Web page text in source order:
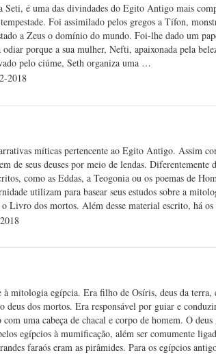
Seti, é uma das divindades do Egito Antigo mais
Foi assimilado pelos gregos a Tífon,
a Zeus o domínio do mundo. Foi-lhe dado um
porque a sua mulher, Nefti, apaixonada pela
pelo ciúme, Seth organiza uma …
2018
míticas pertencente ao Egito Antigo. Assim
de seus deuses por meio de lendas.
como as Eddas, a Teogonia ou os poemas de
utilizam para basear seus estudos sobre a
Livro dos mortos. Além desse material escrito, há
à mitologia egípcia. Era filho de Osíris, deus da
deus dos mortos. Era responsável por guiar e
uma cabeça de chacal e corpo de homem. O
egípcios à mumificação, além ser comumente
faraós eram as pirâmides. Para os egípcios